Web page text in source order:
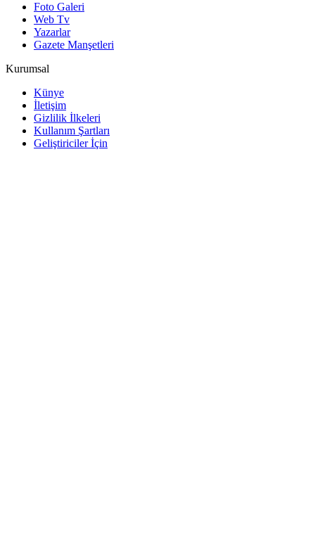
Foto Galeri
Web Tv
Yazarlar
Gazete Manşetleri
Kurumsal
Künye
İletişim
Gizlilik İlkeleri
Kullanım Şartları
Geliştiriciler İçin